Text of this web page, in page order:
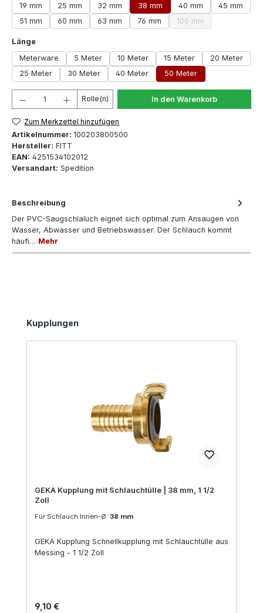
19 mm
25 mm 32 mm 38 mm 40 mm
45 mm
51 mm
60 mm 63 mm 76 mm 100 mm
(Diese Option ist
Längeauswählen
Meterware
5 Meter 10 Meter 15 Meter
20 Meter
25 Meter
30 Meter 40 Meter 50 Meter
Produkt Anzahl: Gib den gewünschten Wert ein
Rolle(n) In den Warenkorb
Zum Merkzettel hinzufügen
Artikelnummer: 100203800500
Hersteller: FITT
EAN: 4251534102012
Versandart: Spedition
Beschreibung
Der PVC-Saugschlaluch eignet sich optimal zum Ansaugen von
Wasser, Abwasser und Betriebswasser. Der Schlauch kommt
häufi… Mehr
Produktgalerie überspringen
Kupplungen
GEKA Kupplung mit Schlauchtülle | 38 mm, 1 1/2
Zoll
Für Schlauch Innen-Ø: 38 mm
GEKA Kupplung Schnellkupplung mit Schlauchtülle aus
Messing - 1 1/2 Zoll
Regulärer Preis:
9,10 €